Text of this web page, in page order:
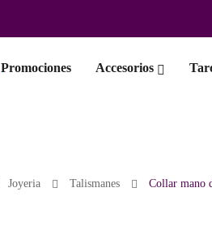
Promociones Accesorios
Joyeria Talismanes Collar mano